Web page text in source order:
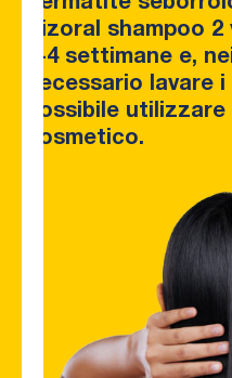
forfora
Cause
La salute
2%
Shampoo
Nizoral ®
Care
Shampoo
cute
secca e
TEST:
Conosci
il
tuo
Nizoral shampoo
2-4 settimane e,
necessario lavare
possibile
cosmetico.